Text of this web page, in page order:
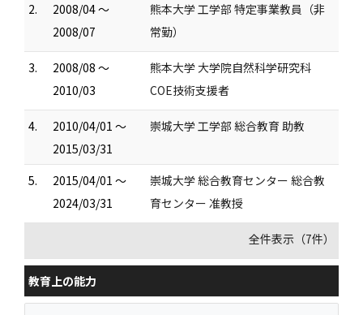
2.
2008/04 ～
2008/07
熊本大学 工学部 特定事業教員（非
常勤）
3.
2008/08 ～
2010/03
熊本大学 大学院自然科学研究科
COE技術支援者
4.
2010/04/01 ～
2015/03/31
崇城大学 工学部 総合教育 助教
5.
2015/04/01 ～
2024/03/31
崇城大学 総合教育センター 総合教
育センター 准教授
全件表示（7件）
教育上の能力